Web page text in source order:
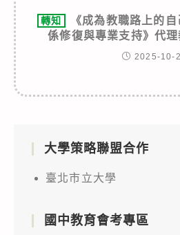
轉知
《成為教職路上的
係修復與專業支持》代
2025-10-
大學策略聯盟合作
臺北市立大學
國中教育會考專區